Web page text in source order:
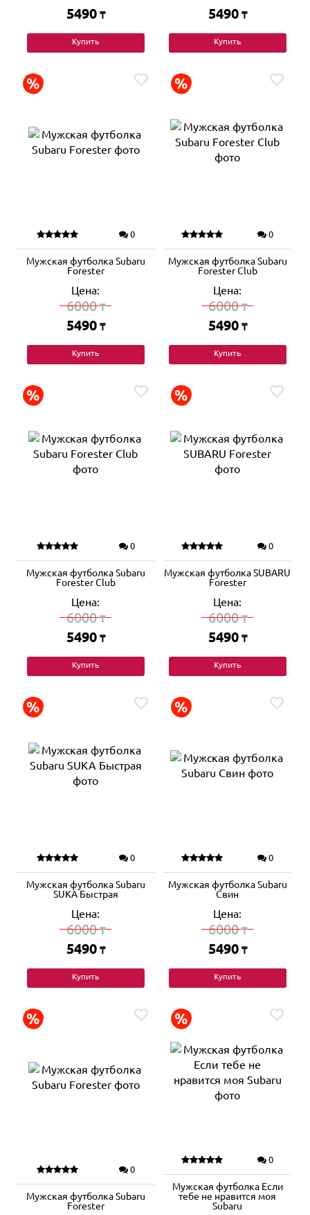
5490 ₸
Купить
5490 ₸
Купить
0
Мужская футболка Subaru
Forester
Цена:
6000₸
5490 ₸
Купить
0
Мужская футболка Subaru
Forester Club
Цена:
6000₸
5490 ₸
Купить
0
Мужская футболка Subaru
Forester Club
Цена:
6000₸
5490 ₸
Купить
0
Мужская футболка SUBARU
Forester
Цена:
6000₸
5490 ₸
Купить
0
Мужская футболка Subaru
SUKA Быстрая
Цена:
6000₸
5490 ₸
Купить
0
Мужская футболка Subaru
Свин
Цена:
6000₸
5490 ₸
Купить
0
Мужская футболка Subaru
Forester
0
Мужская футболка Если
тебе не нравится моя
Subaru